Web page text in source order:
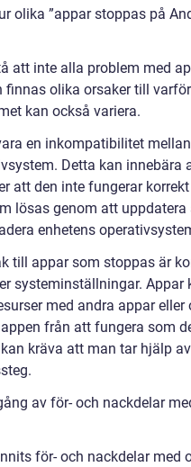
olika ”appar stoppas på
att inte alla problem med
finnas olika orsaker till
kan också variera.
en inkompatibilitet
Detta kan innebära
att den inte fungerar
lösas genom att
enhetens
till appar som stoppas är
systeminställningar.
med andra appar
från att fungera som
kräva att man tar hjälp
av för- och nackdelar
för- och nackdelar